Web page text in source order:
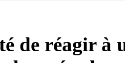
de réagir à